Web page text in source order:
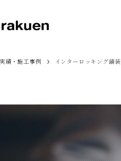
績・施工事例 インターロッキング舗装